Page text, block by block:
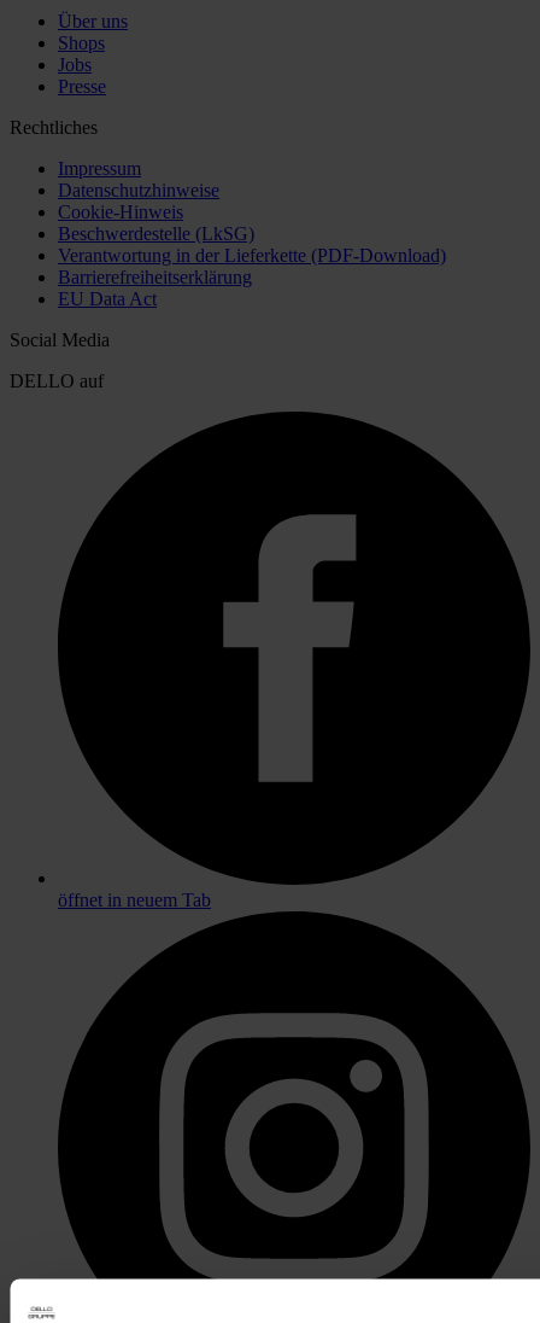
Über uns
Shops
Jobs
Presse
Rechtliches
Impressum
Datenschutzhinweise
Cookie-Hinweis
Beschwerdestelle (LkSG)
Verantwortung in der Lieferkette (PDF-Download)
Barrierefreiheitserklärung
EU Data Act
Social Media
DELLO auf
öffnet in neuem Tab